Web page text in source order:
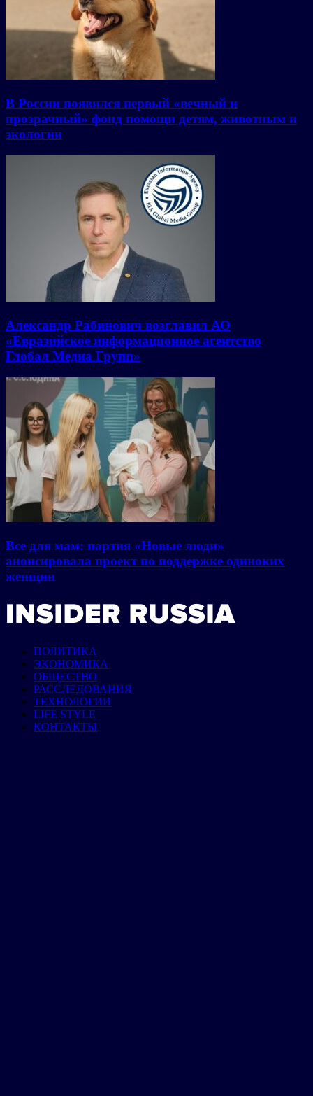
В России появился первый «вечный и
прозрачный» фонд помощи детям, животным и
экологии
Александр Рабинович возглавил АО
«Евразийское информационное агентство
Глобал Медиа Групп»
Все для мам: партия «Новые люди»
анонсировала проект по поддержке одиноких
женщин
ПОЛИТИКА
ЭКОНОМИКА
ОБЩЕСТВО
РАССЛЕДОВАНИЯ
ТЕХНОЛОГИИ
LIFE STYLE
КОНТАКТЫ